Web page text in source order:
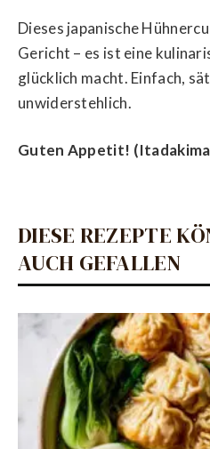
Dieses japanische
Gericht – es ist eine
glücklich macht. Einfach,
unwiderstehlich.
Guten Appetit!
DIESE REZEPTE
AUCH GEFALLEN